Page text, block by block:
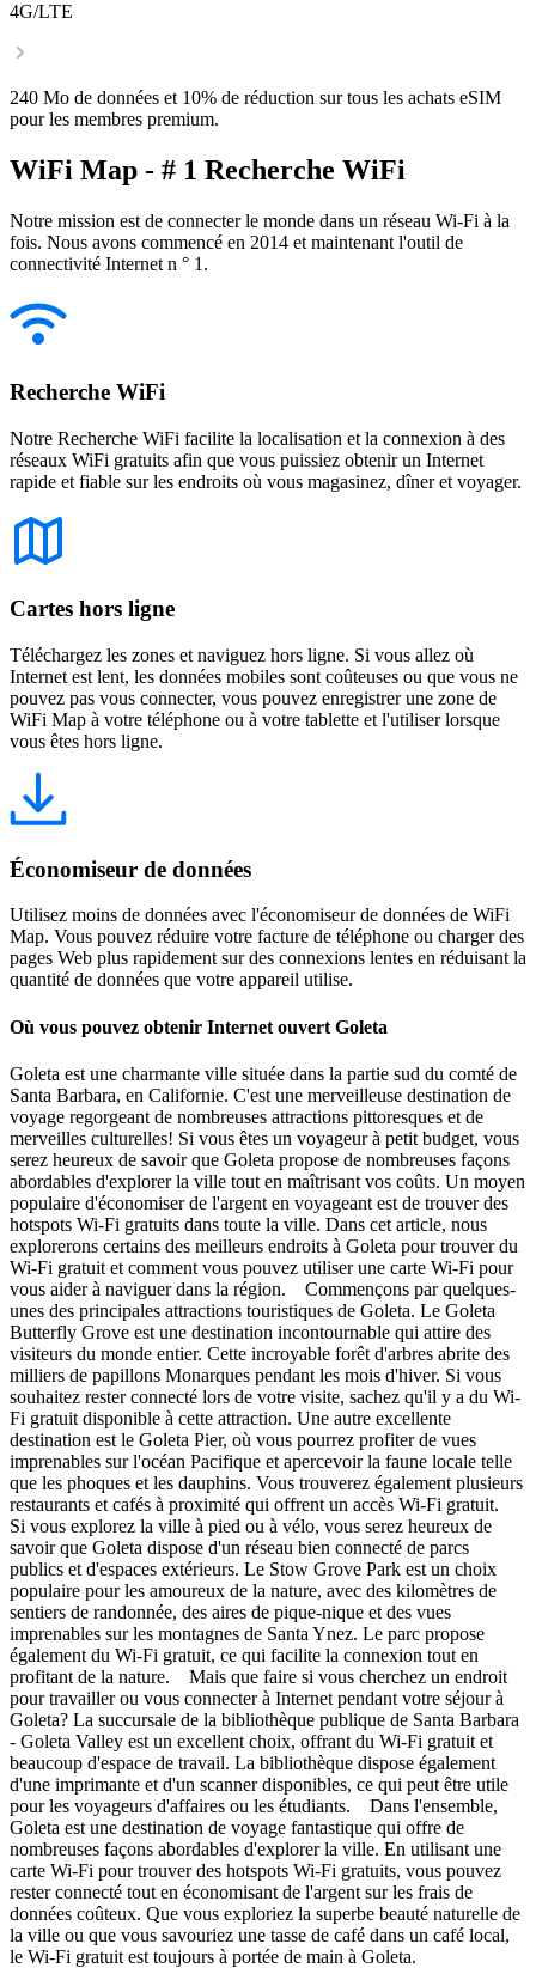
4G/LTE
240 Mo de données et 10% de réduction sur tous les achats eSIM
pour les membres premium.
WiFi Map - # 1 Recherche WiFi
Notre mission est de connecter le monde dans un réseau Wi-Fi à la
fois. Nous avons commencé en 2014 et maintenant l'outil de
connectivité Internet n ° 1.
Recherche WiFi
Notre Recherche WiFi facilite la localisation et la connexion à des
réseaux WiFi gratuits afin que vous puissiez obtenir un Internet
rapide et fiable sur les endroits où vous magasinez, dîner et voyager.
Cartes hors ligne
Téléchargez les zones et naviguez hors ligne. Si vous allez où
Internet est lent, les données mobiles sont coûteuses ou que vous ne
pouvez pas vous connecter, vous pouvez enregistrer une zone de
WiFi Map à votre téléphone ou à votre tablette et l'utiliser lorsque
vous êtes hors ligne.
Économiseur de données
Utilisez moins de données avec l'économiseur de données de WiFi
Map. Vous pouvez réduire votre facture de téléphone ou charger des
pages Web plus rapidement sur des connexions lentes en réduisant la
quantité de données que votre appareil utilise.
Où vous pouvez obtenir Internet ouvert Goleta
Goleta est une charmante ville située dans la partie sud du comté de
Santa Barbara, en Californie. C'est une merveilleuse destination de
voyage regorgeant de nombreuses attractions pittoresques et de
merveilles culturelles! Si vous êtes un voyageur à petit budget, vous
serez heureux de savoir que Goleta propose de nombreuses façons
abordables d'explorer la ville tout en maîtrisant vos coûts. Un moyen
populaire d'économiser de l'argent en voyageant est de trouver des
hotspots Wi-Fi gratuits dans toute la ville. Dans cet article, nous
explorerons certains des meilleurs endroits à Goleta pour trouver du
Wi-Fi gratuit et comment vous pouvez utiliser une carte Wi-Fi pour
vous aider à naviguer dans la région. Commençons par quelques-
unes des principales attractions touristiques de Goleta. Le Goleta
Butterfly Grove est une destination incontournable qui attire des
visiteurs du monde entier. Cette incroyable forêt d'arbres abrite des
milliers de papillons Monarques pendant les mois d'hiver. Si vous
souhaitez rester connecté lors de votre visite, sachez qu'il y a du Wi-
Fi gratuit disponible à cette attraction. Une autre excellente
destination est le Goleta Pier, où vous pourrez profiter de vues
imprenables sur l'océan Pacifique et apercevoir la faune locale telle
que les phoques et les dauphins. Vous trouverez également plusieurs
restaurants et cafés à proximité qui offrent un accès Wi-Fi gratuit.
Si vous explorez la ville à pied ou à vélo, vous serez heureux de
savoir que Goleta dispose d'un réseau bien connecté de parcs
publics et d'espaces extérieurs. Le Stow Grove Park est un choix
populaire pour les amoureux de la nature, avec des kilomètres de
sentiers de randonnée, des aires de pique-nique et des vues
imprenables sur les montagnes de Santa Ynez. Le parc propose
également du Wi-Fi gratuit, ce qui facilite la connexion tout en
profitant de la nature. Mais que faire si vous cherchez un endroit
pour travailler ou vous connecter à Internet pendant votre séjour à
Goleta? La succursale de la bibliothèque publique de Santa Barbara
- Goleta Valley est un excellent choix, offrant du Wi-Fi gratuit et
beaucoup d'espace de travail. La bibliothèque dispose également
d'une imprimante et d'un scanner disponibles, ce qui peut être utile
pour les voyageurs d'affaires ou les étudiants. Dans l'ensemble,
Goleta est une destination de voyage fantastique qui offre de
nombreuses façons abordables d'explorer la ville. En utilisant une
carte Wi-Fi pour trouver des hotspots Wi-Fi gratuits, vous pouvez
rester connecté tout en économisant de l'argent sur les frais de
données coûteux. Que vous exploriez la superbe beauté naturelle de
la ville ou que vous savouriez une tasse de café dans un café local,
le Wi-Fi gratuit est toujours à portée de main à Goleta.